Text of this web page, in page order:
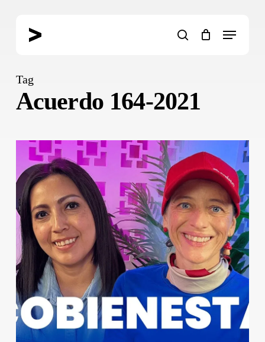
search
Menu
Tag
Acuerdo 164-2021